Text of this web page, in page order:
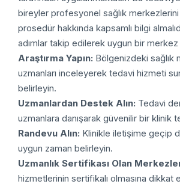
bireyler profesyonel sağlık
prosedür hakkında kapsamlı bilgi
adımlar takip edilerek uygun bir
Araştırma Yapın: Bölgenizdeki sağlık
uzmanları inceleyerek tedavi hizmeti
belirleyin.
Uzmanlardan Destek Alın: Tedavi
uzmanlara danışarak güvenilir bir klinik
Randevu Alın: Klinikle iletişime geçip
uygun zaman belirleyin.
Uzmanlık Sertifikası Olan
hizmetlerinin sertifikalı olmasına dikkat